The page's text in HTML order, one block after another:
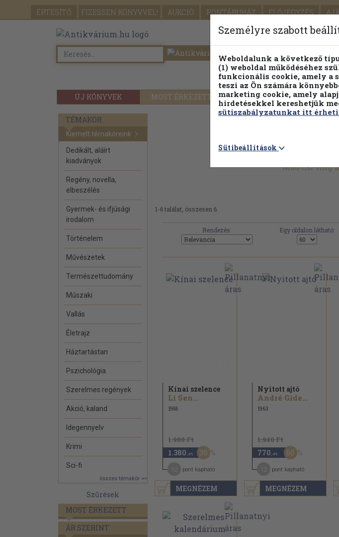
ÉRTESÍTŐ FIZESSEN KÖNYVVEL! AUKCIÓ PONTÁRUHÁZ ELŐJEGYZÉS
ÚJ KÖNYVEK MOST ÉRKEZETT PILLANATNYI ÁRAINK
Részletes
TÉMAKÖR
Kiemelt témaköreink
Dedikált, aláírt
kiadványok
Regény, novella,
elbeszélés
Gyermek- és ifjúsági
irodalom
Történelem
Művészetek
Természettudomány
Műszaki
Vallás
Életrajz
Háztartástan
Pszichológia
Szerelmes regények
Akció, kaland
Idegennyelv
Krimi
Sci-fi
összes témakör >>
Szűrések
MOST ÉRKEZETT
ÁR SZERINT
Mao Csi-ling
1-6 találat, összesen 6.
Rendezés:
Egy oldalon látható:
MEGNÉZEM
Kínai szelence
Li Sen...
1958
1.980 Ft
1.380 ,-Ft 30
pont kapható
MEGNÉZEM
Nyitott ajtó
André Gide...
1963
1.940 Ft
770 ,-Ft 60
pont kapható
Személyre szabott
Weboldalunk a következő
(1) weboldal működéséhez
funkcionális cookie, amely a
teszi az Ön számára
marketing cookie, amely
hirdetésekkel kereshetjük
sütiszabályzatunkat itt
Sütibeállítások